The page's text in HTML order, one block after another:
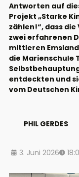
Antworten auf
Projekt „Starke
zählen!“, dass
zwei erfahrenen
mittleren
die Marienschule
entdeckten und
vom Deutschen
PHIL GERDES
3. Juni 2026